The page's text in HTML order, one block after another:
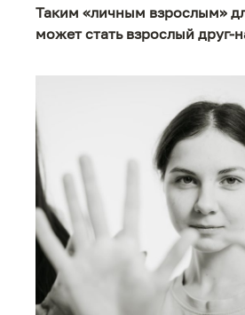
Таким «личным взрослым»
может стать взрослый друг-